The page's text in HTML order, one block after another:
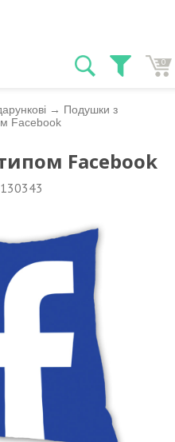
0
→ Подушки з
Facebook
Facebook